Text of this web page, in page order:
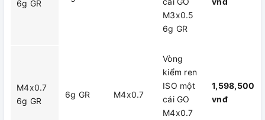
6g GR
M3x0.5
6g GR
M4x0.7
6g GR
6g GR M4x0.7
Vòng
kiểm ren
ISO một
cái GO
M4x0.7
1,598,500
vnđ